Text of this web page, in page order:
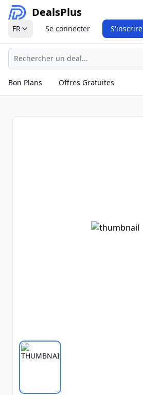
DealsPlus
FR Se connecter S'inscrire
Recherche
Bon Plans
Offres Gratuites